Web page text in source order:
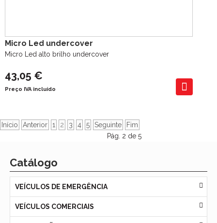
Micro Led undercover
Micro Led alto brilho undercover
43,05 €
Preço IVA incluído
Início Anterior 1 2 3 4 5 Seguinte
Fim
Pág. 2 de 5
Catálogo
VEÍCULOS DE EMERGÊNCIA
VEÍCULOS COMERCIAIS